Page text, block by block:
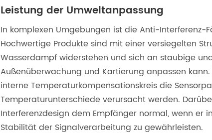
Leistung der Umweltanpassung
In komplexen Umgebungen ist die Anti-
Hochwertige Produkte sind mit einer versiegelten
Wasserdampf widerstehen und sich an staubige
Außenüberwachung und Kartierung anpassen
interne Temperaturkompensationskreis die
Temperaturunterschiede verursacht werden.
Interferenzdesign dem Empfänger normal, wenn er
Stabilität der Signalverarbeitung zu gewährleisten.